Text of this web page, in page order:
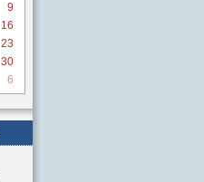
9
16
23
30
6